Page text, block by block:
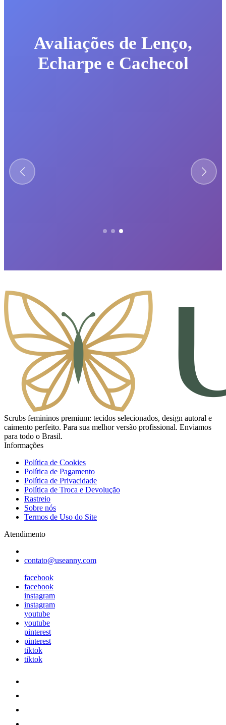
Avaliações de Lenço,
Echarpe e Cachecol
Scrubs femininos premium: tecidos selecionados, design autoral e
caimento perfeito. Para sua melhor versão profissional. Enviamos
para todo o Brasil.
Informações
Política de Cookies
Política de Pagamento
Política de Privacidade
Política de Troca e Devolução
Rastreio
Sobre nós
Termos de Uso do Site
Atendimento
contato@useanny.com
facebook
facebook
instagram
instagram
youtube
youtube
pinterest
pinterest
tiktok
tiktok